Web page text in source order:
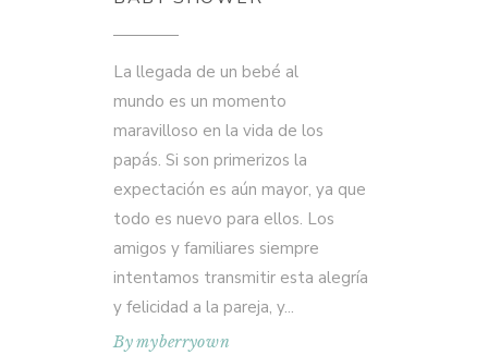
La llegada de un bebé al
mundo es un momento
maravilloso en la vida de los
papás. Si son primerizos la
expectación es aún mayor, ya que
todo es nuevo para ellos. Los
amigos y familiares siempre
intentamos transmitir esta alegría
y felicidad a la pareja, y
Bymyberryown